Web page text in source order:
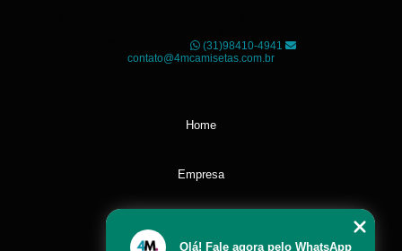
(31)98410-4941
contato@4mcamisetas.com.br
Home
Empresa
Olá! Fale agora pelo WhatsApp